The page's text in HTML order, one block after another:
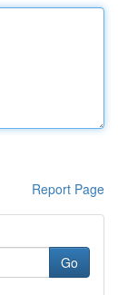
Report Page
Go